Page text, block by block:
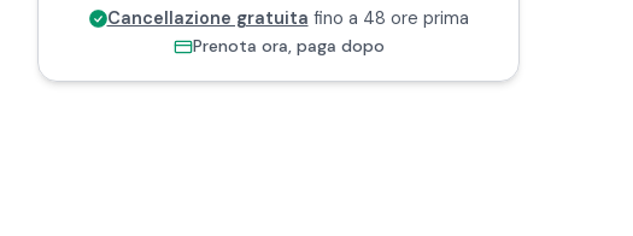
Cancellazione gratuita fino a 48 ore prima
Prenota ora, paga dopo